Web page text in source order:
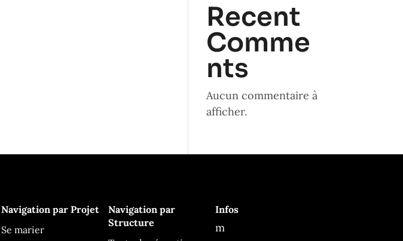
Recent
Comme
nts
Aucun commentaire à
afficher.
Navigation par Projet
Se marier
Navigation par
Structure
Infos
m
Ça Me Tente